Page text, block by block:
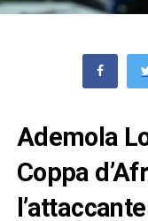
Ademola
Coppa